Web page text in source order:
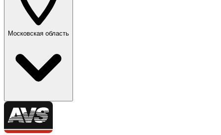
Московская область